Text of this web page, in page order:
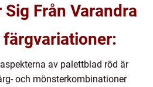
Från Varandra
av palettblad röd är
och mönsterkombinationer